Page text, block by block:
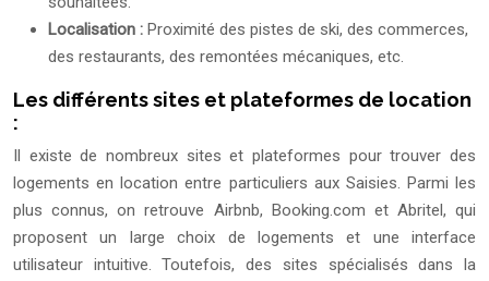
Localisation : Proximité des pistes de ski, des commerces,
des restaurants, des remontées mécaniques, etc.
Les différents sites et plateformes de location
:
Il existe de nombreux sites et plateformes pour trouver des
logements en location entre particuliers aux Saisies. Parmi les
plus connus, on retrouve Airbnb, Booking.com et Abritel, qui
proposent un large choix de logements et une interface
utilisateur intuitive. Toutefois, des sites spécialisés dans la